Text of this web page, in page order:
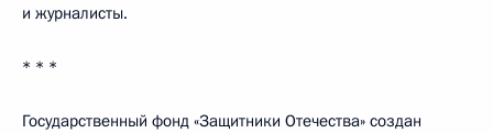
и журналисты.
* * *
Государственный фонд «Защитники Отечества» создан